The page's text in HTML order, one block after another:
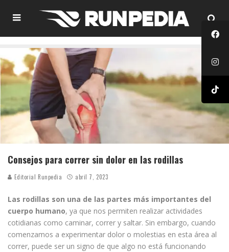
Consejos para correr sin dolor en las rodillas
Editorial Runpedia abril 7, 2023
Las rodillas son una de las partes más importantes del
cuerpo humano, ya que nos permiten realizar actividades
cotidianas como caminar, correr y saltar. Sin embargo, cuando
comenzamos a experimentar dolor o molestias en esta área al
correr, puede ser un signo de que algo no está funcionando